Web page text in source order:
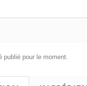
publié pour le moment.